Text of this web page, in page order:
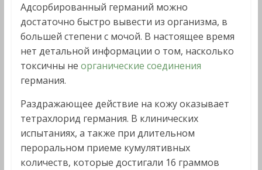
Адсорбированный германий можно
достаточно быстро вывести из организма, в
большей степени с мочой. В настоящее время
нет детальной информации о том, насколько
токсичны не органические соединения
германия.
Раздражающее действие на кожу оказывает
тетрахлорид германия. В клинических
испытаниях, а также при длительном
пероральном приеме кумулятивных
количеств, которые достигали 16 граммов